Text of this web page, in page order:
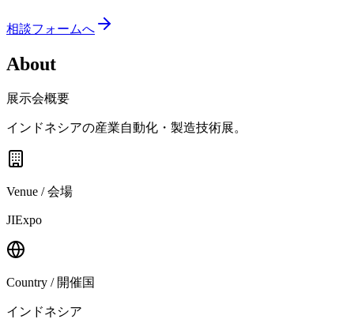
相談フォームへ
About
展示会概要
インドネシアの産業自動化・製造技術展。
Venue / 会場
JIExpo
Country / 開催国
インドネシア